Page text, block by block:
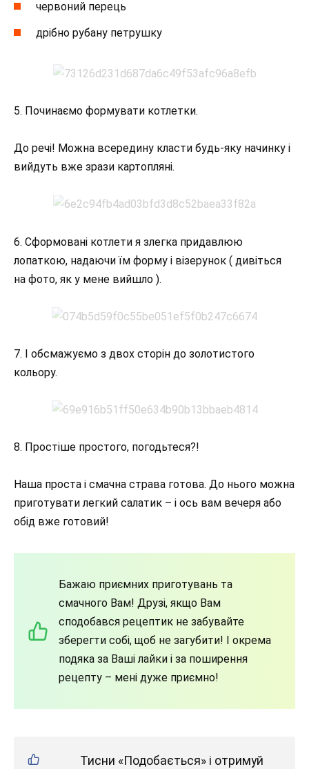
червоний перець
дрібно рубану петрушку
5. Починаємо формувати котлетки.
До речі! Можна всередину класти будь-яку начинку і
вийдуть вже зрази картопляні.
6. Сформовані котлети я злегка придавлюю
лопаткою, надаючи їм форму і візерунок ( дивіться
на фото, як у мене вийшло ).
7. І обсмажуємо з двох сторін до золотистого
кольору.
8. Простіше простого, погодьтеся?!
Наша проста і смачна страва готова. До нього можна
приготувати легкий салатик – і ось вам вечеря або
обід вже готовий!
Бажаю приємних приготувань та
смачного Вам! Друзі, якщо Вам
сподобався рецептик не забувайте
зберегти собі, щоб не загубити! І окрема
подяка за Ваші лайки і за поширення
рецепту – мені дуже приємно!
Тисни «Подобається» і отримуй